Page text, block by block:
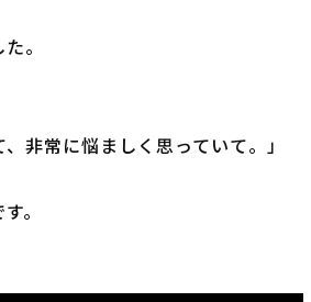
。
非常に悩ましく思っていて。」
。